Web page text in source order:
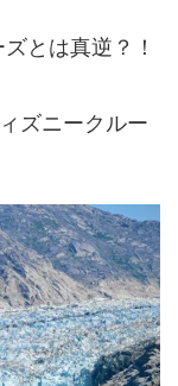
とは真逆？！
ズニークルー